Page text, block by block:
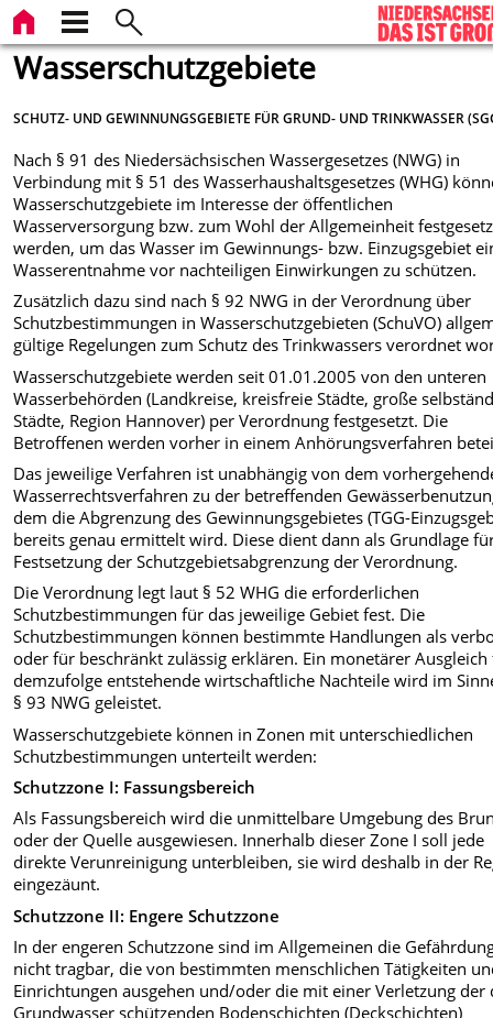
Wasserschutzgebiete
SCHUTZ- UND GEWINNUNGSGEBIETE FÜR GRUND- UND TRINKWASSER
Nach § 91 des Niedersächsischen Wassergesetzes (NWG) in
Verbindung mit § 51 des Wasserhaushaltsgesetzes (WHG)
Wasserschutzgebiete im Interesse der öffentlichen
Wasserversorgung bzw. zum Wohl der Allgemeinheit
werden, um das Wasser im Gewinnungs- bzw. Einzugsgebiet
Wasserentnahme vor nachteiligen Einwirkungen zu schützen.
Zusätzlich dazu sind nach § 92 NWG in der Verordnung über
Schutzbestimmungen in Wasserschutzgebieten (SchuVO)
gültige Regelungen zum Schutz des Trinkwassers verordnet
Wasserschutzgebiete werden seit 01.01.2005 von den unteren
Wasserbehörden (Landkreise, kreisfreie Städte, große
Städte, Region Hannover) per Verordnung festgesetzt. Die
Betroffenen werden vorher in einem Anhörungsverfahren
Das jeweilige Verfahren ist unabhängig von dem
Wasserrechtsverfahren zu der betreffenden
dem die Abgrenzung des Gewinnungsgebietes (TGG-
bereits genau ermittelt wird. Diese dient dann als Grundlage
Festsetzung der Schutzgebietsabgrenzung der Verordnung.
Die Verordnung legt laut § 52 WHG die erforderlichen
Schutzbestimmungen für das jeweilige Gebiet fest. Die
Schutzbestimmungen können bestimmte Handlungen als
oder für beschränkt zulässig erklären. Ein monetärer
demzufolge entstehende wirtschaftliche Nachteile wird im
§ 93 NWG geleistet.
Wasserschutzgebiete können in Zonen mit unterschiedlichen
Schutzbestimmungen unterteilt werden:
Schutzzone I: Fassungsbereich
Als Fassungsbereich wird die unmittelbare Umgebung des
oder der Quelle ausgewiesen. Innerhalb dieser Zone I soll jede
direkte Verunreinigung unterbleiben, sie wird deshalb in der
eingezäunt.
Schutzzone II: Engere Schutzzone
In der engeren Schutzzone sind im Allgemeinen die
nicht tragbar, die von bestimmten menschlichen Tätigkeiten
Einrichtungen ausgehen und/oder die mit einer Verletzung der
Grundwasser schützenden Bodenschichten (Deckschichten)